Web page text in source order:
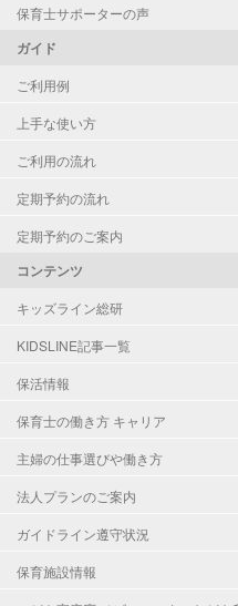
保育士サポーターの声
ガイド
ご利用例
上手な使い方
ご利用の流れ
定期予約の流れ
定期予約のご案内
コンテンツ
キッズライン総研
KIDSLINE記事一覧
保活情報
保育士の働き方 キャリア
主婦の仕事選びや働き方
法人プランのご案内
ガイドライン遵守状況
保育施設情報